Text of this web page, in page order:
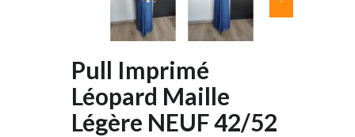
Pull Imprimé
Léopard Maille
Légère NEUF 42/52